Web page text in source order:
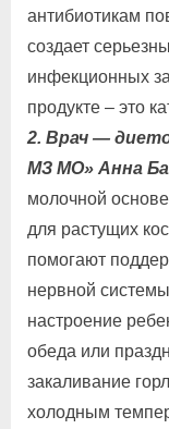
антибиотикам
создает
инфекционных
продукте – это
2. Врач —
МЗ МО» Анна
молочной
для растущих
помогают
нервной
настроение
обеда или
закаливание
холодным